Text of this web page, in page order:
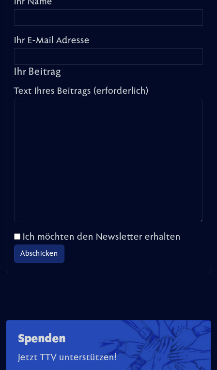
Ihr E-Mail Adresse
Ihr Beitrag
Text Ihres Beitrags (erforderlich)
Ich möchten den Newsletter erhalten
Spenden
Jetzt TTV unterstützen!